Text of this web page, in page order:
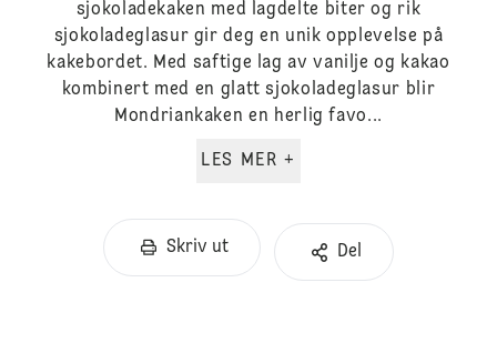
sjokoladekaken med lagdelte biter og rik
sjokoladeglasur gir deg en unik opplevelse på
kakebordet. Med saftige lag av vanilje og kakao
kombinert med en glatt sjokoladeglasur blir
Mondriankaken en herlig favo...
LES MER +
Skriv ut Del